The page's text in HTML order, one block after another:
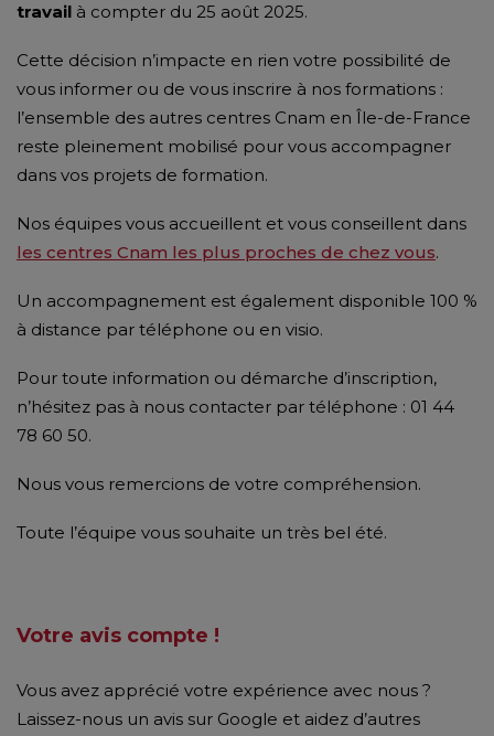
travail à compter du 25 août 2025.
Cette décision n’impacte en rien votre possibilité de
vous informer ou de vous inscrire à nos formations :
l’ensemble des autres centres Cnam en Île-de-France
reste pleinement mobilisé pour vous accompagner
dans vos projets de formation.
Nos équipes vous accueillent et vous conseillent dans
les centres Cnam les plus proches de chez vous.
Un accompagnement est également disponible 100 %
à distance par téléphone ou en visio.
Pour toute information ou démarche d’inscription,
n’hésitez pas à nous contacter par téléphone : 01 44
78 60 50.
Nous vous remercions de votre compréhension.
Toute l’équipe vous souhaite un très bel été.
Votre avis compte !
Vous avez apprécié votre expérience avec nous ?
Laissez-nous un avis sur Google et aidez d’autres